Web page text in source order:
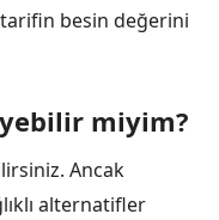
tarifin besin değerini
miyim?
Ancak
alternatifler